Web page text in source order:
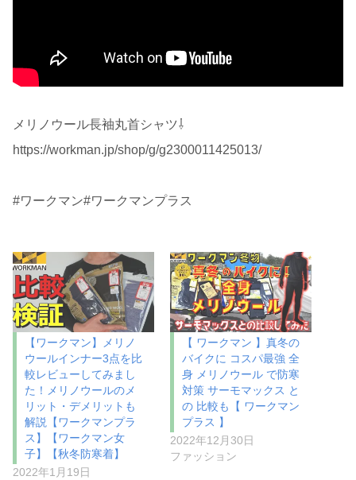
メリノウール長袖丸首シャツ⇩
https://workman.jp/shop/g/g2300011425013/
#ワークマン#ワークマンプラス
【ワークマン】メリノ
ウールインナー3点を比
較レビューしてみまし
た！メリノウールのメ
リット・デメリットも
解説【ワークマンプラ
ス】【ワークマン女
子】【秋冬防寒着】
2022年1月19日
【 ワークマン 】真冬の
バイクに コスパ最強 全
身 メリノウール で防寒
対策 サーモマックス と
の 比較も【 ワークマン
プラス 】
2022年12月30日
ファッション